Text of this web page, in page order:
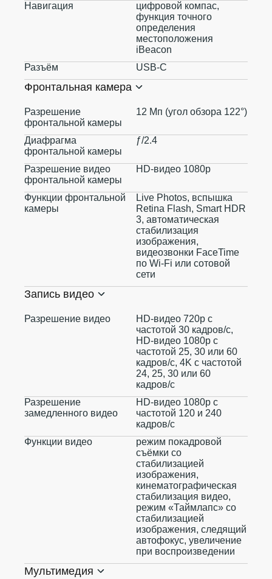
Навигация
цифровой компас,
функция точного
определения
местоположения
iBeacon
Разъём
USB‑C
Фронтальная камера
Разрешение
фронтальной камеры
12 Мп (угол обзора 122°)
Диафрагма
фронтальной камеры
ƒ/2.4
Разрешение видео
фронтальной камеры
HD-видео 1080p
Функции фронтальной
камеры
Live Photos, вспышка
Retina Flash, Smart HDR
3, автоматическая
стабилизация
изображения,
видеозвонки FaceTime
по Wi‑Fi или сотовой
сети
Запись видео
Разрешение видео
HD-видео 720p с
частотой 30 кадров/ с,
HD-видео 1080p с
частотой 25, 30 или 60
кадров/ с, 4K с частотой
24, 25, 30 или 60
кадров/ с
Разрешение
замедленного видео
HD-видео 1080р с
частотой 120 и 240
кадров/ с
Функции видео
режим покадровой
съёмки со
стабилизацией
изображения,
кинематографическая
стабилизация видео,
режим «Таймлапс» со
стабилизацией
изображения, следящий
автофокус, увеличение
при воспроизведении
Мультимедия